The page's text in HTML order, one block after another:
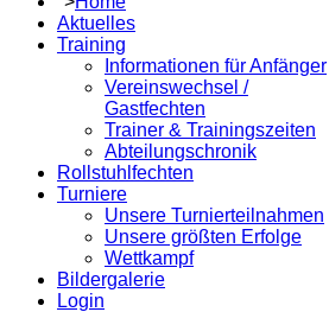
Aktuelles
Training
Informationen für Anfänger
Vereinswechsel /
Gastfechten
Trainer & Trainingszeiten
Abteilungschronik
Rollstuhlfechten
Turniere
Unsere Turnierteilnahmen
Unsere größten Erfolge
Wettkampf
Bildergalerie
Login